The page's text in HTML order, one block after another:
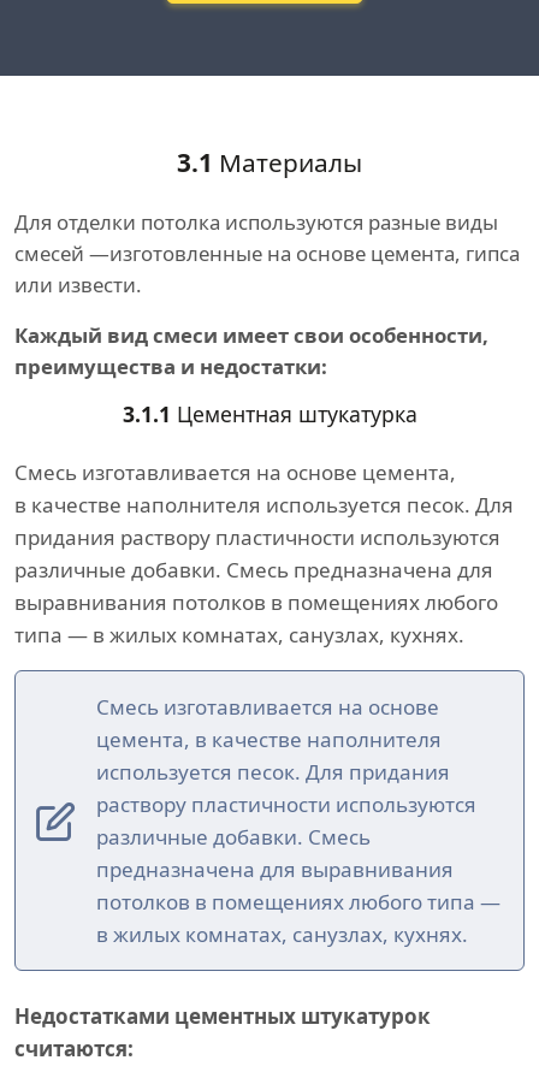
3.1 Материалы
Для отделки потолка используются разные виды
смесей —изготовленные на основе цемента, гипса
или извести.
Каждый вид смеси имеет свои особенности,
преимущества и недостатки:
3.1.1 Цементная штукатурка
Смесь изготавливается на основе цемента,
в качестве наполнителя используется песок. Для
придания раствору пластичности используются
различные добавки. Смесь предназначена для
выравнивания потолков в помещениях любого
типа — в жилых комнатах, санузлах, кухнях.
Смесь изготавливается на основе
цемента, в качестве наполнителя
используется песок. Для придания
раствору пластичности используются
различные добавки. Смесь
предназначена для выравнивания
потолков в помещениях любого типа —
в жилых комнатах, санузлах, кухнях.
Недостатками цементных штукатурок
считаются: